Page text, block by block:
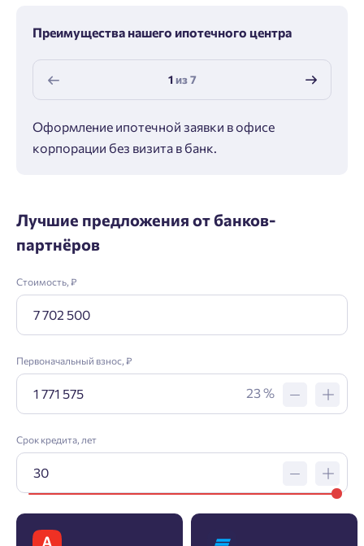
Преимущества нашего ипотечного центра
1из7
Оформление ипотечной заявки в офисе
корпорации без визита в банк.
Лучшие предложения от банков-
партнёров
Стоимость, ₽
Первоначальный взнос, ₽
23 %
Срок кредита, лет